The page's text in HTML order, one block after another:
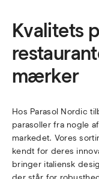
Kvalitets
mærker
Hos Parasol Nordic
parasoller fra nogle
markedet. Vores
kendt for deres
bringer italiensk